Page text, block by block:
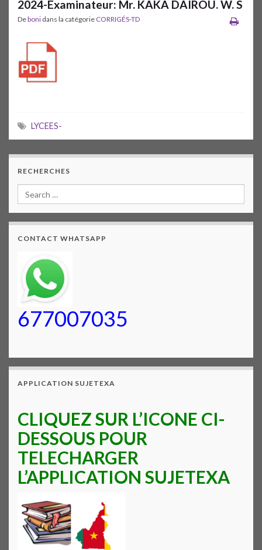
2024-Examinateur: Mr. KAKA DAIROU. W. S
Deboni dans la catégorie CORRIGÉS-TD
LYCEES-
RECHERCHES
CONTACT WHATSAPP
677007035
APPLICATION SUJETEXA
CLIQUEZ SUR L’ICONE CI-
DESSOUS POUR
TELECHARGER
L’APPLICATION SUJETEXA